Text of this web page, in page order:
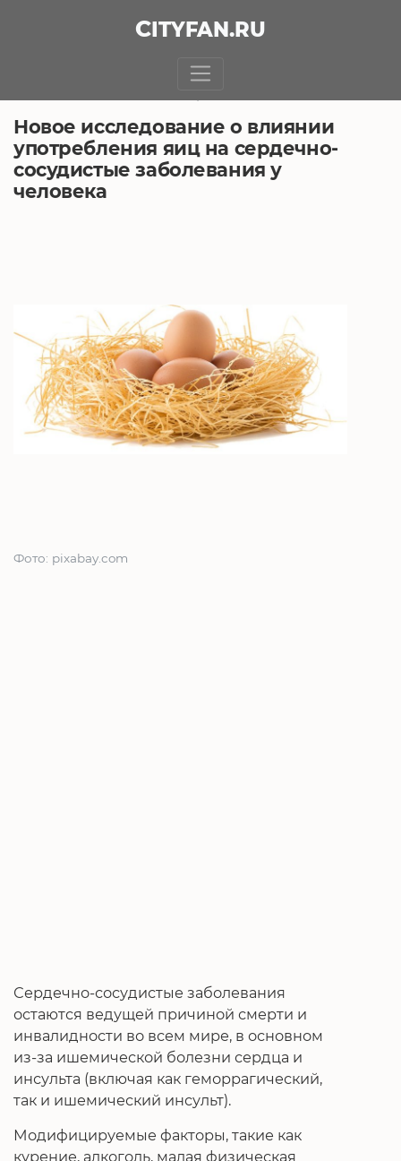
CITYFAN.RU
Новое исследование о влиянии
употребления яиц на сердечно-
сосудистые заболевания у
человека
Фото: pixabay.com
Сердечно-сосудистые заболевания
остаются ведущей причиной смерти и
инвалидности во всем мире, в основном
из-за ишемической болезни сердца и
инсульта (включая как геморрагический,
так и ишемический инсульт).
Модифицируемые факторы, такие как
курение, алкоголь, малая физическая